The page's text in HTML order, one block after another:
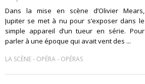
Dans la mise en scène d’Olivier Mears,
Jupiter se met à nu pour s’exposer dans le
simple appareil d’un tueur en série. Pour
parler à une époque qui avait vent des ...
LA SCÈNE- OPÉRA- OPÉRAS